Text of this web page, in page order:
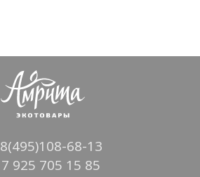
8(495)108-68-13
7 925 705 15 85